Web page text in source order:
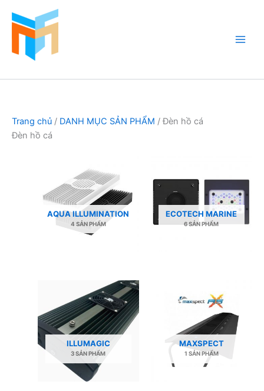
Trang chủ / DANH MỤC SẢN PHẨM / Đèn hồ cá
Đèn hồ cá
AQUA ILLUMINATION
4 SẢN PHẨM
ECOTECH MARINE
6 SẢN PHẨM
ILLUMAGIC
3 SẢN PHẨM
MAXSPECT
1 SẢN PHẨM